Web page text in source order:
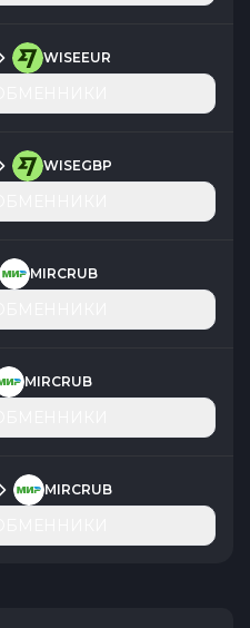
WISEEUR
WISEGBP
MIRCRUB
MIRCRUB
MIRCRUB